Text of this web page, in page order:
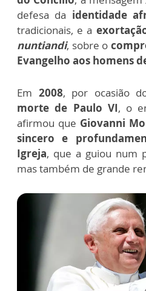
defesa da identidade
tradicionais, e a
nuntiandi, sobre o
Evangelho aos homens
Em 2008, por ocasião
morte de Paulo VI, o
afirmou que Giovanni
sincero e
Igreja, que a guiou num
mas também de grande